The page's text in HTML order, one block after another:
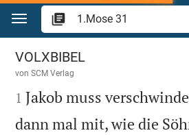
Zum Inhalt springen
1.Mose 31
VOLXBIBEL
vonSCM Verlag

1 Jakob muss
dann mal mit, wie die